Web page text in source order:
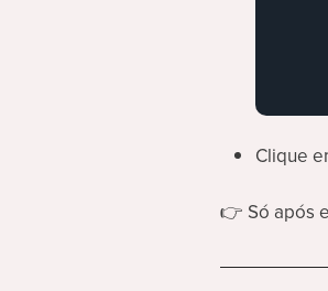
Clique
👉 Só após